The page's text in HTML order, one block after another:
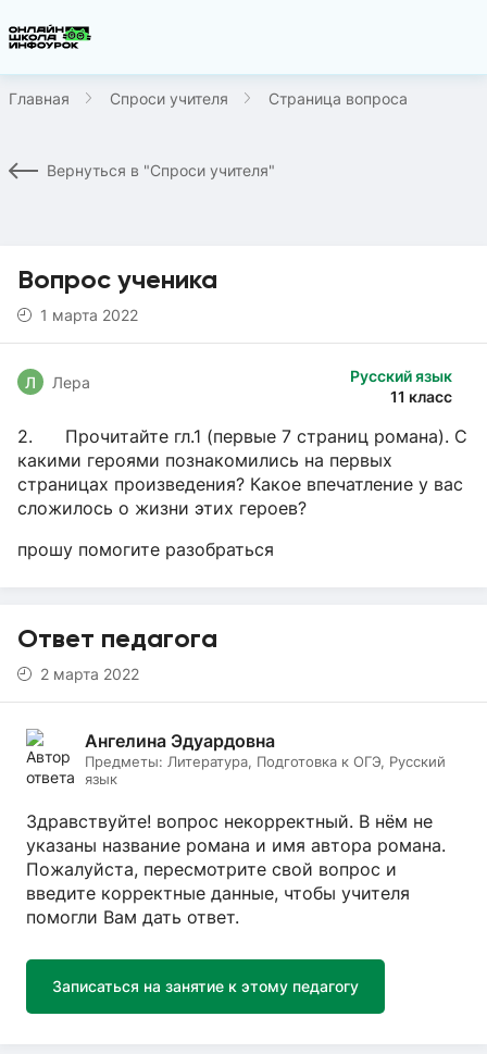
Главная Спроси учителя Страница вопроса
Вернуться в "Спроси учителя"
Вопрос ученика
1 марта 2022
Русский язык
11 класс
Л Лера
2. Прочитайте гл.1 (первые 7 страниц романа). С
какими героями познакомились на первых
страницах произведения? Какое впечатление у вас
сложилось о жизни этих героев?
прошу помогите разобраться
Ответ педагога
2 марта 2022
Ангелина Эдуардовна
Предметы: Литература, Подготовка к ОГЭ, Русский
язык
Здравствуйте! вопрос некорректный. В нём не
указаны название романа и имя автора романа.
Пожалуйста, пересмотрите свой вопрос и
введите корректные данные, чтобы учителя
помогли Вам дать ответ.
Записаться на занятие к этому педагогу